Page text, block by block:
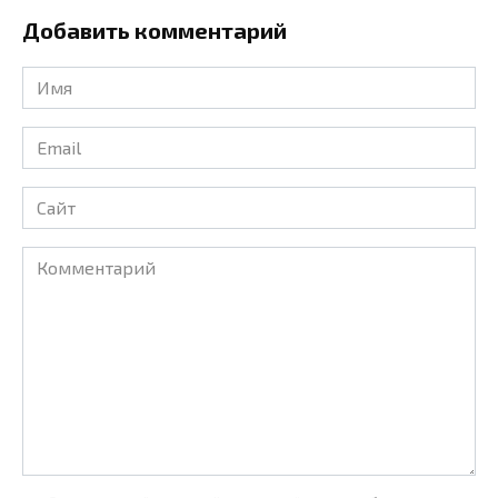
Добавить комментарий
Имя
*
Email
*
Сайт
Комментарий